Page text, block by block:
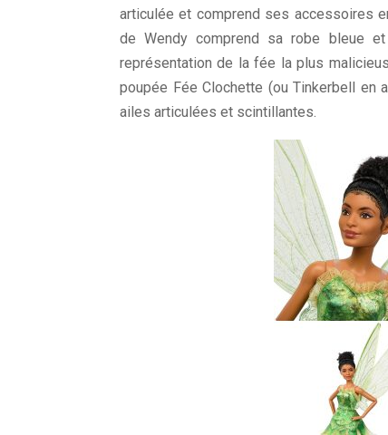
articulée et comprend ses accessoires
de Wendy comprend sa robe bleue
représentation de la fée la plus
poupée Fée Clochette (ou Tinkerbell en
ailes articulées et scintillantes.